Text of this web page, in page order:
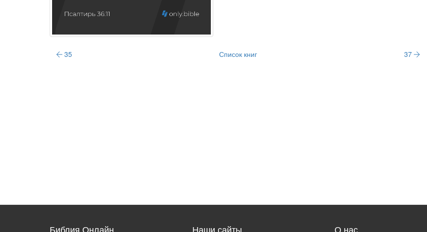
35 Список книг 37
Библия Онлайн Наши сайты О нас